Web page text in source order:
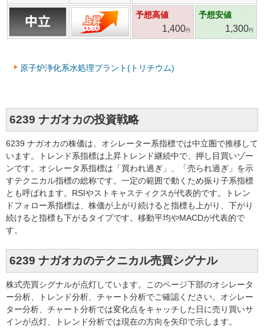
予想高値
1,400円
予想安値
1,300円
原子炉浄化系水処理プラント(トリチウム)
6239 ナガオカの投資戦略
6239 ナガオカの株価は、オシレーター系指標では中立圏で推移して
います。トレンド系指標は上昇トレンド継続中で、押し目買いゾー
ンです。オシレータ系指標は「買われ過ぎ」、「売られ過ぎ」を示
すテクニカル指標の総称です。一定の範囲で動くため振り子系指標
とも呼ばれます。RSIやストキャスティクスが代表的です。トレン
ドフォロー系指標は、株価が上がり続けると指標も上がり、下がり
続けると指標も下がるタイプです。移動平均やMACDが代表的で
す。
6239 ナガオカのテクニカル売買シグナル
株式売買シグナルが点灯しています。このページ下部のオシレータ
ー分析、トレンド分析、チャート分析でご確認ください。オシレー
ター分析、チャート分析では変化点をキャッチした日に売り買いサ
インが点灯、トレンド分析では現在の方向を矢印で示します。